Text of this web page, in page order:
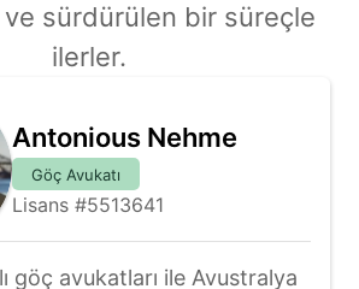
ve sürdürülen bir süreçle
ilerler.
Antonious Nehme
Göç Avukatı
Lisans #5513641
göç avukatları ile Avustralya